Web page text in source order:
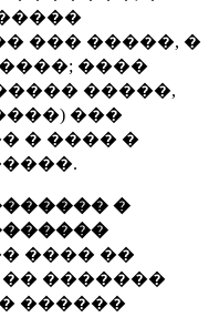
��� �����, �
����
�����,
���
� ���� �
�
���� ��
�� �������
������